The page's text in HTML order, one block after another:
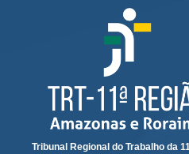
Atas de Sessões do Pleno
Audiências e Sessões
Calendário das Sessões
Calendário de Sessões da
Calendário das Sessões da
Tribunal Regional do Trabalho da